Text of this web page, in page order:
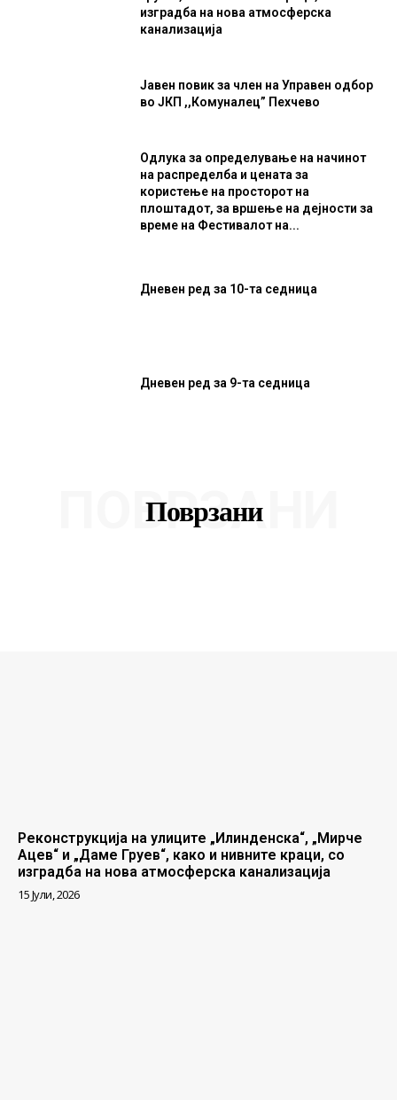
изградба на нова атмосферска
канализација
Јавен повик за член на Управен одбор
во ЈКП ,,Комуналец” Пехчево
Одлука за определување на начинот
на распределба и цената за
користење на просторот на
плоштадот, за вршење на дејности за
време на Фестивалот на...
Дневен ред за 10-та седница
Дневен ред за 9-та седница
Поврзани
ПОВРЗАНИ
Реконструкција на улиците „Илинденска“, „Мирче
Ацев“ и „Даме Груев“, како и нивните краци, со
изградба на нова атмосферска канализација
15 Јули, 2026